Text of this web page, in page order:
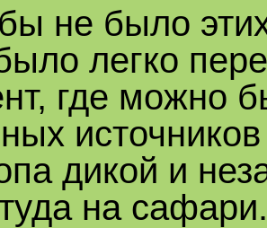
не было
легко
где можно
дикой и
на